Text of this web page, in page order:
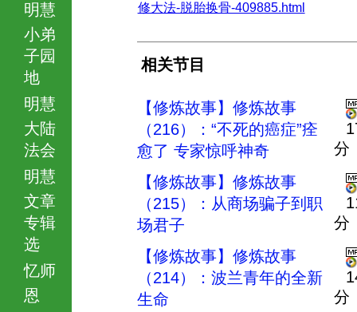
明慧
小弟
子园
地
明慧
大陆
法会
明慧
文章
专辑
选
忆师
恩
修大法-脱胎换骨-409885.html
相关节目
【修炼故事】修炼故事
（216）：“不死的癌症”痊
愈了 专家惊呼神奇
分
【修炼故事】修炼故事
（215）：从商场骗子到职
场君子
分
【修炼故事】修炼故事
（214）：波兰青年的全新
生命
分